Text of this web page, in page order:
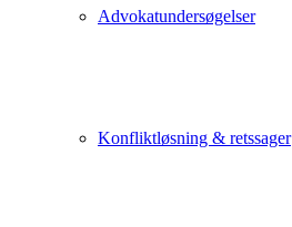
Advokatundersøgelser
Konfliktløsning & retssager